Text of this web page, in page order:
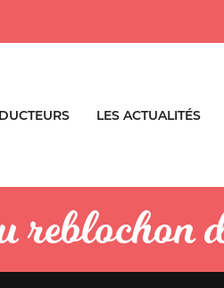
LES ACTUALITÉS